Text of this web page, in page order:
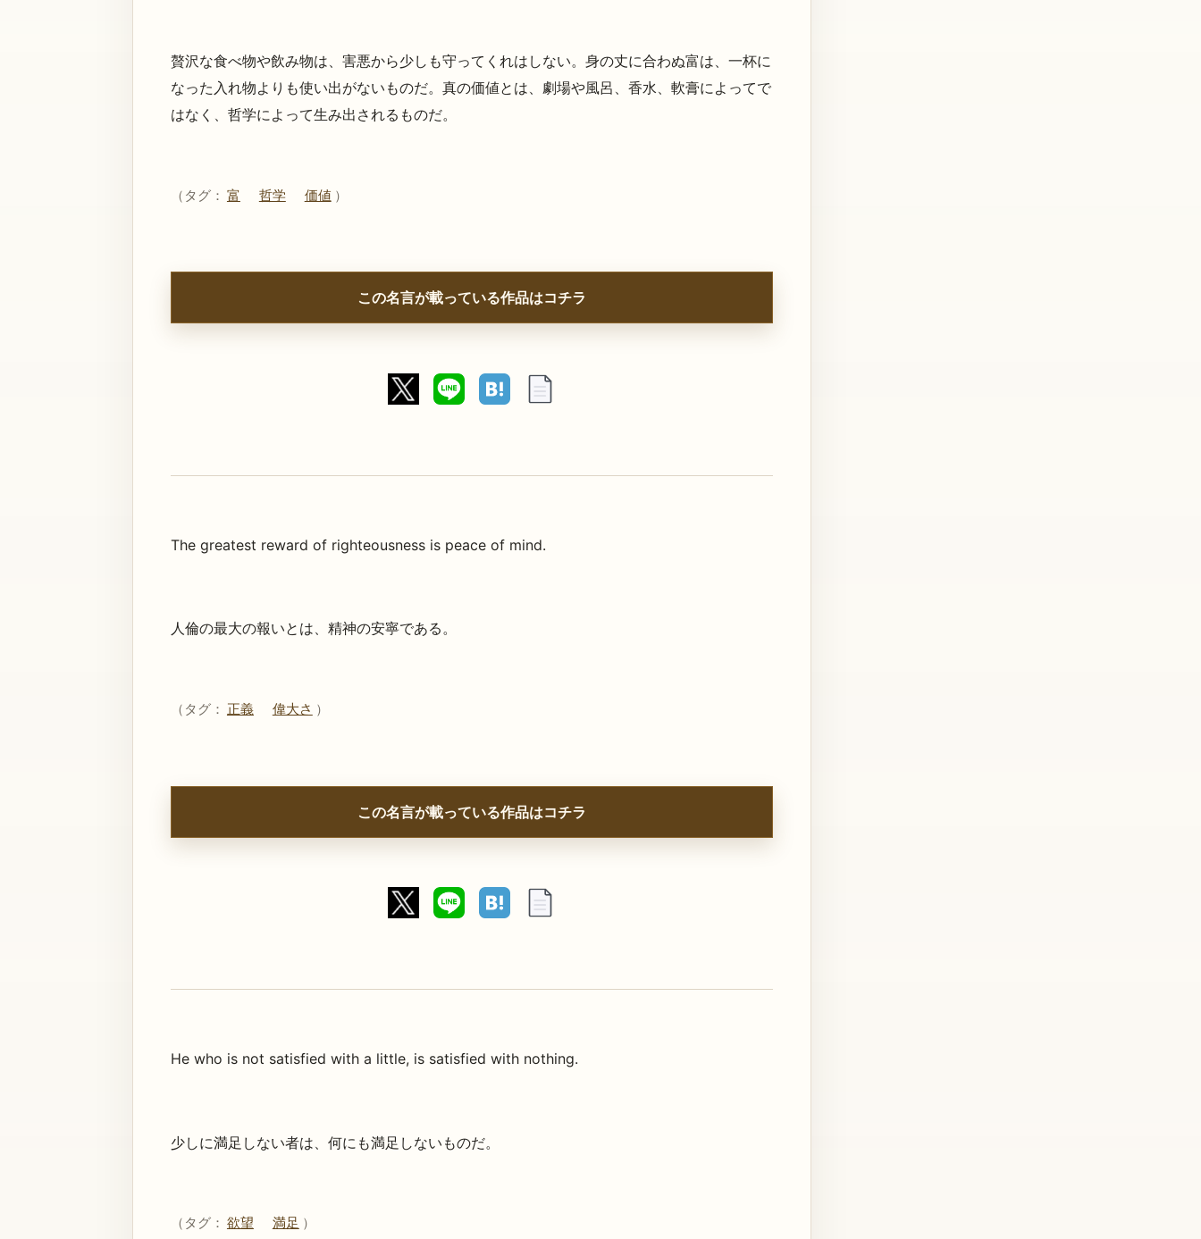
贅沢な食べ物や飲み物は、害悪から少しも守ってくれはしない。身の丈に合わぬ富は、一杯に
なった入れ物よりも使い出がないものだ。真の価値とは、劇場や風呂、香水、軟膏によってで
はなく、哲学によって生み出されるものだ。
（タグ： 富 哲学 価値 ）
この名言が載っている作品はコチラ
The greatest reward of righteousness is peace of mind.
人倫の最大の報いとは、精神の安寧である。
（タグ： 正義 偉大さ ）
この名言が載っている作品はコチラ
He who is not satisfied with a little, is satisfied with nothing.
少しに満足しない者は、何にも満足しないものだ。
（タグ： 欲望 満足 ）